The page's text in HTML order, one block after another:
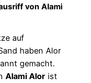
von Alami
auf
haben Alor
gemacht.
Alami Alor ist